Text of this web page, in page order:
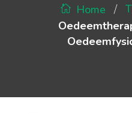
Home /